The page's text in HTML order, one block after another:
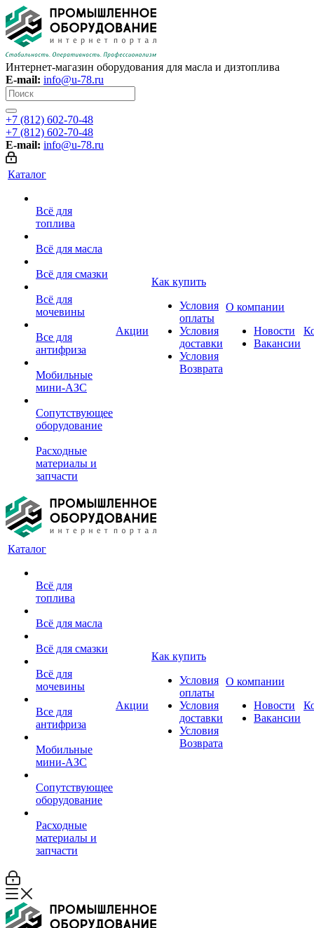
Интернет-магазин оборудования для масла и дизтоплива
E-mail: info@u-78.ru
+7 (812) 602-70-48
+7 (812) 602-70-48
E-mail: info@u-78.ru
Каталог
Всё для
топлива
Всё для масла
Всё для смазки
Всё для
мочевины
Все для
антифриза
Мобильные
мини-АЗС
Сопутствующее
оборудование
Расходные
материалы и
запчасти
Акции
Как купить
Условия
оплаты
Условия
доставки
Условия
Возврата
О компании
Новости
Вакансии
Каталог
Всё для
топлива
Всё для масла
Всё для смазки
Всё для
мочевины
Все для
антифриза
Мобильные
мини-АЗС
Сопутствующее
оборудование
Расходные
материалы и
запчасти
Акции
Как купить
Условия
оплаты
Условия
доставки
Условия
Возврата
О компании
Новости
Вакансии